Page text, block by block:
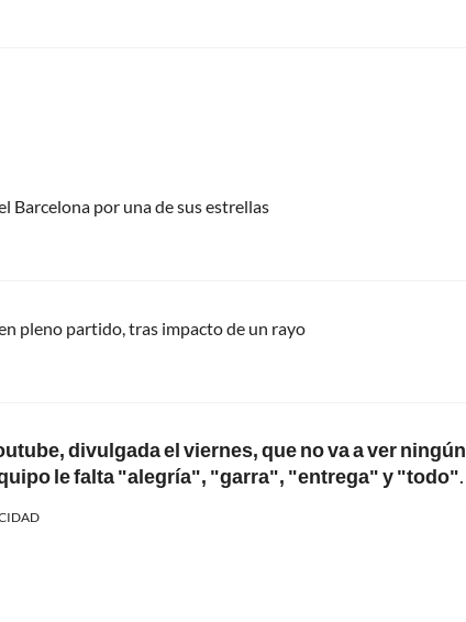
Barcelona por una de sus estrellas
pleno partido, tras impacto de un rayo
divulgada el viernes, que no va a ver ningún
le falta "alegría", "garra", "entrega" y "todo".